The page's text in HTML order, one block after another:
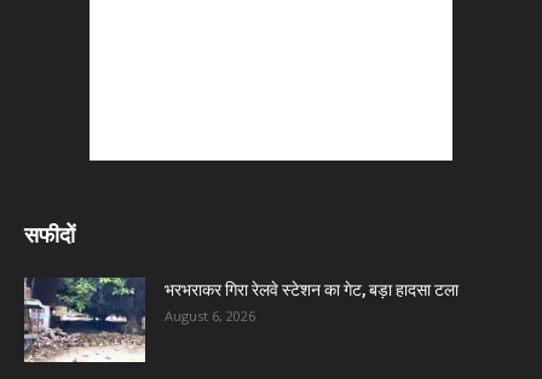
सफीदों
भरभराकर गिरा रेलवे स्टेशन का गेट, बड़ा हादसा टला
August 6, 2026